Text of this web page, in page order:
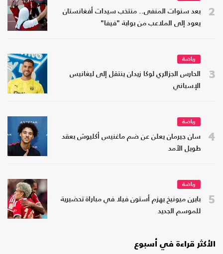
2
بعد سنوات المنفى.. منتخب سيدات أفغانستان
يعود إلى الملاعب من بوابة "فيفا"
3
رياضة
الحارس الجزائري لوكا زيدان ينتقل إلى ليغانيس
الإسباني
4
رياضة
سان جيرمان يعلن عن ضم ماغنيس أكليوش بعقد
طويل الأمد
5
رياضة
بايرن ميونيخ يهزم أستون فيلا في مباراة تحضيرية
للموسم الجديد
الأكثر قراءة في أسبوع